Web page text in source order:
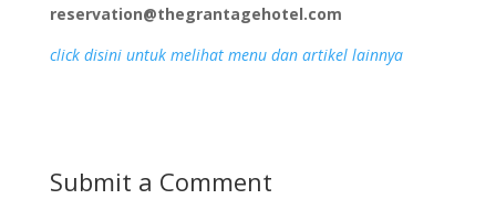
reservation@thegrantagehotel.com
click disini untuk melihat menu dan artikel lainnya
Submit a Comment